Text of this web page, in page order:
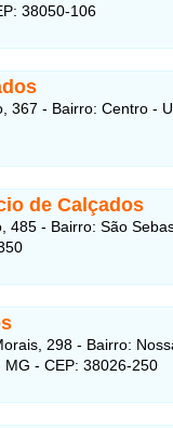
38050-106
367 - Bairro: Centro -
de Calçados
485 - Bairro: São
298 - Bairro:
- CEP: 38026-250